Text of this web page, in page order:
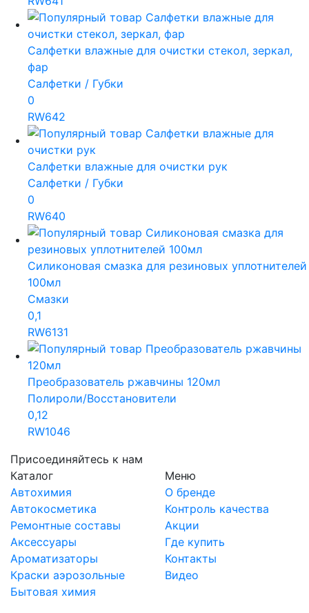
Салфетки влажные для очистки стекол, зеркал,
фар
Салфетки / Губки
0
RW642
Салфетки влажные для очистки рук
Салфетки / Губки
0
RW640
Силиконовая смазка для резиновых уплотнителей
100мл
Смазки
0,1
RW6131
Преобразователь ржавчины 120мл
Полироли/Восстановители
0,12
RW1046
Каталог
Автохимия
Автокосметика
Ремонтные составы
Аксессуары
Ароматизаторы
Краски аэрозольные
Бытовая химия
Меню
О бренде
Контроль качества
Акции
Где купить
Контакты
Видео
Присоединяйтесь к нам